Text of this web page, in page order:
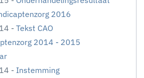
2016
- Tekst CAO
2014 - 2015
- Instemming